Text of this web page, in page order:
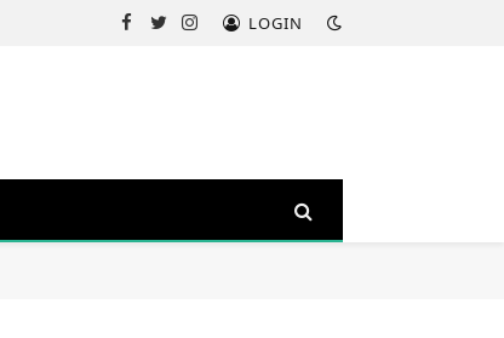
Facebook
TwitterInstagramLOGIN